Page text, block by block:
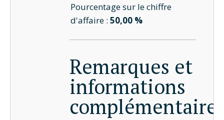
Pourcentage sur le chiffre
d'affaire :50,00 %
Remarques et
informations